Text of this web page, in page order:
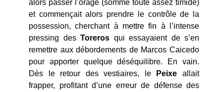
alors passer l’orage (somme toute assez timide)
et commençait alors prendre le contrôle de la
possession, cherchant à mettre fin à l’intense
pressing des Toreros qui essayaient de s’en
remettre aux débordements de Marcos Caicedo
pour apporter quelque déséquilibre. En vain.
Dès le retour des vestiaires, le
Peixe allait
frapper, profitant d’une erreur de défense des